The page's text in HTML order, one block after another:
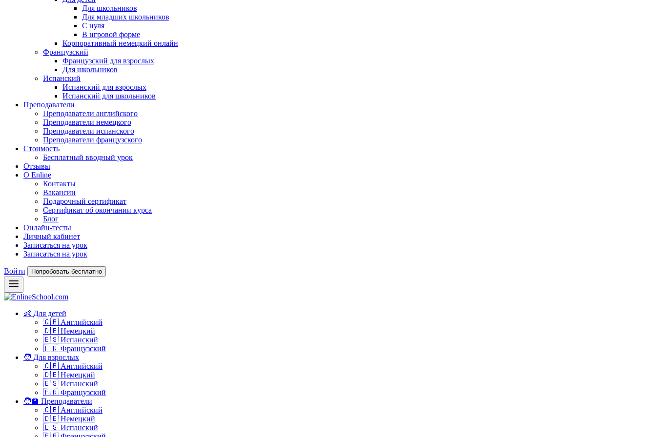
Для школьников
Для младших школьников
С нуля
В игровой форме
Корпоративный немецкий онлайн
Французский
Французский для взрослых
Для школьников
Испанский
Испанский для взрослых
Испанский для школьников
Преподаватели
Преподаватели английского
Преподаватели немецкого
Преподаватели испанского
Преподаватели французского
Стоимость
Бесплатный вводный урок
Отзывы
О Enline
Контакты
Вакансии
Подарочный сертификат
Сертификат об окончании курса
Блог
Онлайн-тесты
Личный кабинет
Записаться на урок
Записаться на урок
Войти Попробовать бесплатно
👶 Для детей
🇬🇧 Английский
🇩🇪 Немецкий
🇪🇸 Испанский
🇫🇷 Французский
🧑 Для взрослых
🇬🇧 Английский
🇩🇪 Немецкий
🇪🇸 Испанский
🇫🇷 Французский
🧑‍🏫 Преподаватели
🇬🇧 Английский
🇩🇪 Немецкий
🇪🇸 Испанский